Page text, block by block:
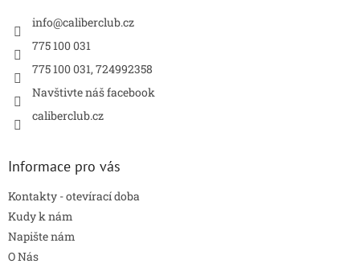
info@caliberclub.cz
775 100 031
775 100 031, 724992358
Navštivte náš facebook
caliberclub.cz
Informace pro vás
Kontakty - otevírací doba
Kudy k nám
Napište nám
O Nás